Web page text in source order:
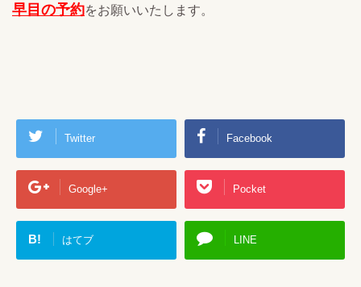
早目の予約をお願いいたします。
Twitter Facebook
Google+ Pocket
B! はてブ LINE